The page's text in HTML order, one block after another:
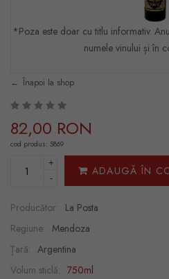
*Poza este doar cu titlu informativ.
numele vinului și în
Înapoi la shop
82,00 RON
cod produs: 5869
+
-
ADAUGĂ ÎN
Producător: La Posta
Regiune: Mendoza
Țară: Argentina
Volum sticlă: 750ml